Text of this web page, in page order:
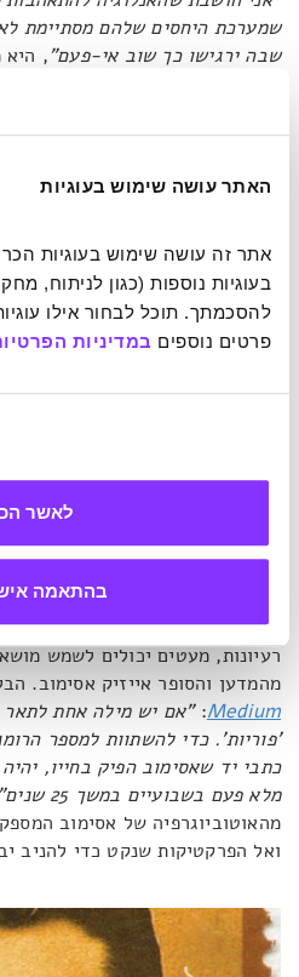
האתר עושה שימוש בעוגיות
פרטים נוספים במדיניות
לאשר
בהתאמה
שמערכת היחסים שלהם מסתיימת לא
שבה ירגישו כך שוב אי-פעם",
נופל על משהו, והוא פשוט מביט
יכול להיפטר מהשראה", היא
משהו לקבל ממנו השראה, אפילו
אייזק אסימוב מגיש: דרכים
הרעיונות
לגבי השראה, יצירתיות ומקוריות –
מהמרואיינים, יצירתיות דורשת
מאמץ, כמה ממנו, באיזו צורה
לשאלות אינן אחידות. כי אם היו
שכבר ביססנו כאן, לשאוב השראה
וכשאנו מדברים על זרם יצירתיות
רעיונות, מעטים יכולים לשמש
מהמדען והסופר אייזיק אסימוב.
Medium
:"אם יש מילה אחת לתאר
'פוריות'. כדי להשתוות למספר
כתבי יד שאסימוב הפיק בחייו,
מלא פעם בשבועיים במשך 25 שנים".
מהאוטוביוגרפיה של אסימוב
ואל הפרקטיקות שנקט כדי להניב